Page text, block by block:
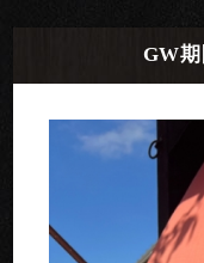
GW